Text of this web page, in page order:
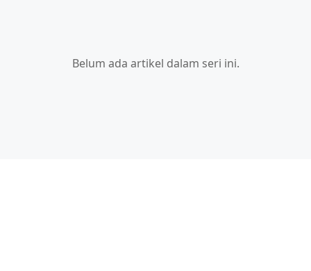
Belum ada artikel dalam seri ini.